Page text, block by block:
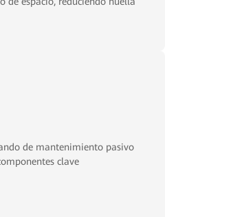
de mantenimiento pasivo
clave